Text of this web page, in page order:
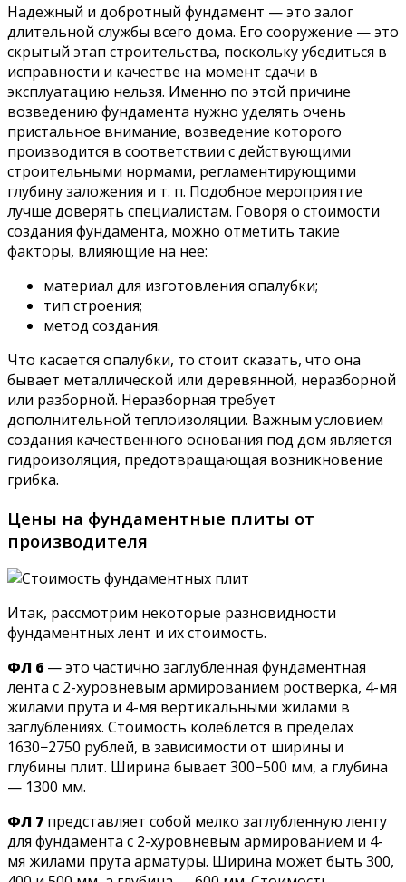
Надежный и добротный фундамент — это залог
длительной службы всего дома. Его сооружение — это
скрытый этап строительства, поскольку убедиться в
исправности и качестве на момент сдачи в
эксплуатацию нельзя. Именно по этой причине
возведению фундамента нужно уделять очень
пристальное внимание, возведение которого
производится в соответствии с действующими
строительными нормами, регламентирующими
глубину заложения и т. п. Подобное мероприятие
лучше доверять специалистам. Говоря о стоимости
создания фундамента, можно отметить такие
факторы, влияющие на нее:
материал для изготовления опалубки;
тип строения;
метод создания.
Что касается опалубки, то стоит сказать, что она
бывает металлической или деревянной, неразборной
или разборной. Неразборная требует
дополнительной теплоизоляции. Важным условием
создания качественного основания под дом является
гидроизоляция, предотвращающая возникновение
грибка.
Цены на фундаментные плиты от
производителя
Итак, рассмотрим некоторые разновидности
фундаментных лент и их стоимость.
ФЛ 6 — это частично заглубленная фундаментная
лента с 2-хуровневым армированием ростверка, 4-мя
жилами прута и 4-мя вертикальными жилами в
заглублениях. Стоимость колеблется в пределах
1630−2750 рублей, в зависимости от ширины и
глубины плит. Ширина бывает 300−500 мм, а глубина
— 1300 мм.
ФЛ 7 представляет собой мелко заглубленную ленту
для фундамента с 2-хуровневым армированием и 4-
мя жилами прута арматуры. Ширина может быть 300,